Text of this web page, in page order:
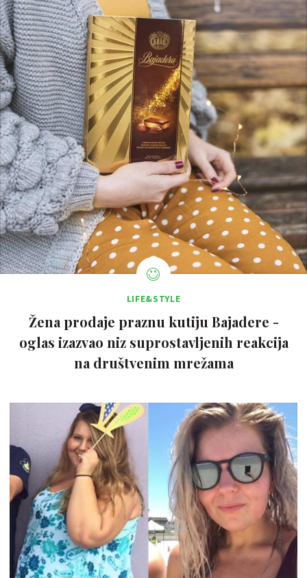
LIFE&STYLE
Žena prodaje praznu kutiju Bajadere -
oglas izazvao niz suprostavljenih reakcija
na društvenim mrežama